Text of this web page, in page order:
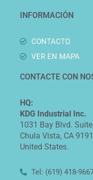
INFORMACIÓN
CONTACTO
VER EN MAPA
CONTACTE CON
HQ:
KDG Industrial Inc.
1031 Bay Blvd. Suite
Chula Vista, CA
United States.
Tel: (619) 418-